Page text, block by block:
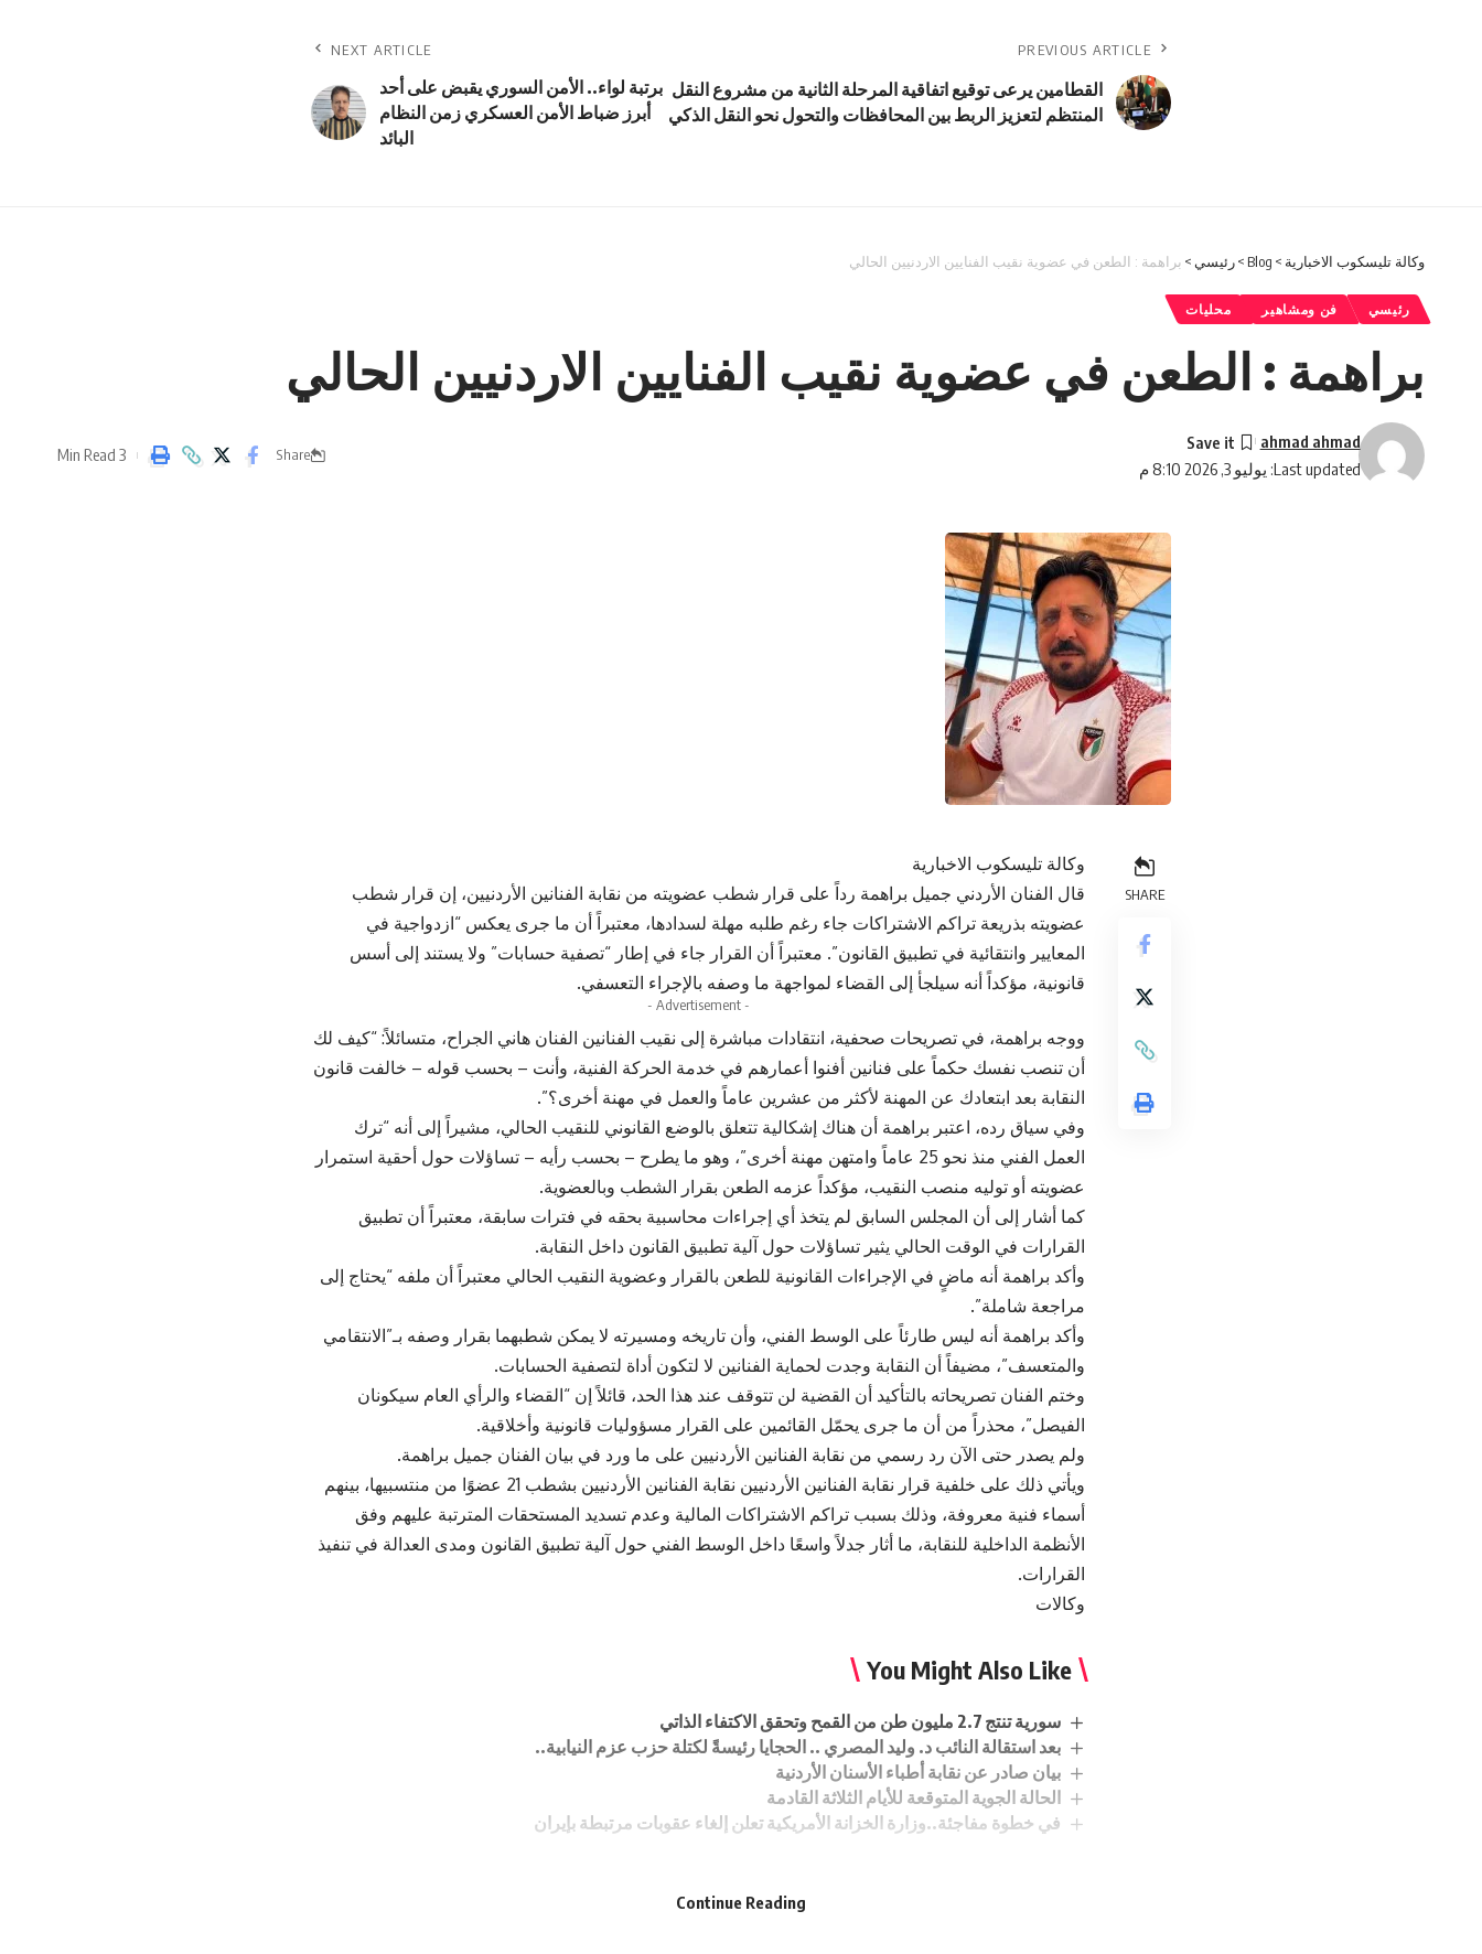
PREVIOUS ARTICLE
القطامين يرعى توقيع اتفاقية المرحلة الثانية من مشروع النقل
المنتظم لتعزيز الربط بين المحافظات والتحول نحو النقل الذكي
NEXT ARTICLE
برتبة لواء.. الأمن السوري يقبض على أحد
أبرز ضباط الأمن العسكري زمن النظام
البائد
وكالة تليسكوب الاخبارية >
Blog
>رئيسي > براهمة : الطعن في عضوية نقيب الفنايين الاردنيين الحالي
رئيسي فن ومشاهير محليات
براهمة : الطعن في عضوية نقيب الفنايين الاردنيين الحالي
Last updated: يوليو 3, 2026 8:10 م
ahmad ahmad
Share
3 Min Read
SHARE
وكالة تليسكوب الاخبارية
قال الفنان الأردني جميل براهمة رداً على قرار شطب عضويته من نقابة الفنانين الأردنيين، إن قرار شطب
عضويته بذريعة تراكم الاشتراكات جاء رغم طلبه مهلة لسدادها، معتبراً أن ما جرى يعكس “ازدواجية في
المعايير وانتقائية في تطبيق القانون”. معتبراً أن القرار جاء في إطار “تصفية حسابات” ولا يستند إلى أسس
قانونية، مؤكداً أنه سيلجأ إلى القضاء لمواجهة ما وصفه بالإجراء التعسفي.
- Advertisement -
ووجه براهمة، في تصريحات صحفية، انتقادات مباشرة إلى نقيب الفنانين الفنان هاني الجراح، متسائلاً: “كيف لك
أن تنصب نفسك حكماً على فنانين أفنوا أعمارهم في خدمة الحركة الفنية، وأنت – بحسب قوله – خالفت قانون
النقابة بعد ابتعادك عن المهنة لأكثر من عشرين عاماً والعمل في مهنة أخرى؟”.
وفي سياق رده، اعتبر براهمة أن هناك إشكالية تتعلق بالوضع القانوني للنقيب الحالي، مشيراً إلى أنه “ترك
العمل الفني منذ نحو 25 عاماً وامتهن مهنة أخرى”، وهو ما يطرح – بحسب رأيه – تساؤلات حول أحقية استمرار
عضويته أو توليه منصب النقيب، مؤكداً عزمه الطعن بقرار الشطب وبالعضوية.
كما أشار إلى أن المجلس السابق لم يتخذ أي إجراءات محاسبية بحقه في فترات سابقة، معتبراً أن تطبيق
القرارات في الوقت الحالي يثير تساؤلات حول آلية تطبيق القانون داخل النقابة.
وأكد براهمة أنه ماضٍ في الإجراءات القانونية للطعن بالقرار وعضوية النقيب الحالي معتبراً أن ملفه “يحتاج إلى
مراجعة شاملة”.
وأكد براهمة أنه ليس طارئاً على الوسط الفني، وأن تاريخه ومسيرته لا يمكن شطبهما بقرار وصفه بـ”الانتقامي
والمتعسف”، مضيفاً أن النقابة وجدت لحماية الفنانين لا لتكون أداة لتصفية الحسابات.
وختم الفنان تصريحاته بالتأكيد أن القضية لن تتوقف عند هذا الحد، قائلاً إن “القضاء والرأي العام سيكونان
الفيصل”، محذراً من أن ما جرى يحمّل القائمين على القرار مسؤوليات قانونية وأخلاقية.
ولم يصدر حتى الآن رد رسمي من نقابة الفنانين الأردنيين على ما ورد في بيان الفنان جميل براهمة.
ويأتي ذلك على خلفية قرار نقابة الفنانين الأردنيين نقابة الفنانين الأردنيين بشطب 21 عضوًا من منتسبيها، بينهم
أسماء فنية معروفة، وذلك بسبب تراكم الاشتراكات المالية وعدم تسديد المستحقات المترتبة عليهم وفق
الأنظمة الداخلية للنقابة، ما أثار جدلاً واسعًا داخل الوسط الفني حول آلية تطبيق القانون ومدى العدالة في تنفيذ
القرارات.
وكالات
You Might Also Like
سورية تنتج 2.7 مليون طن من القمح وتحقق الاكتفاء الذاتي
بعد استقالة النائب د. وليد المصري .. الحجايا رئيسةً لكتلة حزب عزم النيابية..
بيان صادر عن نقابة أطباء الأسنان الأردنية
الحالة الجوية المتوقعة للأيام الثلاثة القادمة
في خطوة مفاجئة..وزارة الخزانة الأمريكية تعلن إلغاء عقوبات مرتبطة بإيران
Continue Reading